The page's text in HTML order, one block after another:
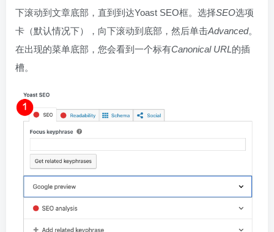
下滚动到文章底部，直到到达Yoast SEO框。选择SEO选项
卡（默认情况下），向下滚动到底部，然后单击Advanced。
在出现的菜单底部，您会看到一个标有Canonical URL的插
槽。